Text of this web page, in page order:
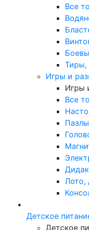
Все
Тиры,
Игры и
Игры
Все
Лото,
Детское
Детское